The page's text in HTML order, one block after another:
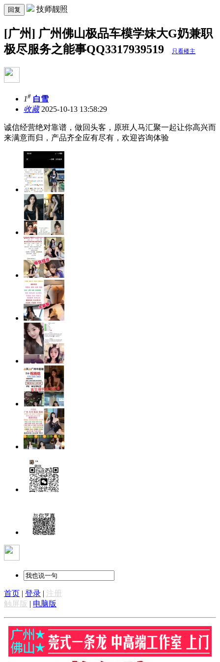
回复 技师靓照
[广州] 广州佛山极品车模学妹大G奶兼职
极尽服务之能事QQ3317939519
只看楼主
1# 白雪
收藏2025-10-13 13:58:29
诚信经营绝对靠谱，做回头客，原班人马汇聚一起让你高兴而
来满意而归，产品齐全应有尽有，欢迎咨询体验
首页 | 登录 | 注册
触屏版 | 电脑版